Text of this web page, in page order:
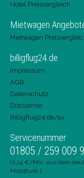
Hotel Preisvergleich
Mietwagen
Mietwagen
billigflug24.de
Impressum
AGB
Datenschutz
Disclaimer
Billigflug24.de/a>
Servicenummer
01805 / 259 009
(0,14 €/Min. aus dem
Mobilfunk.)